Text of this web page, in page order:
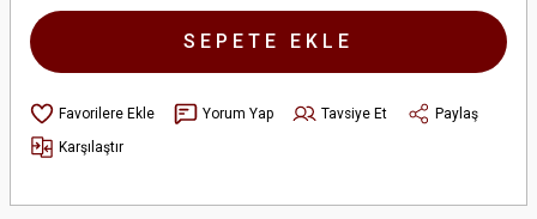
SEPETE EKLE
Yorum Yap Tavsiye Et
Paylaş
Karşılaştır